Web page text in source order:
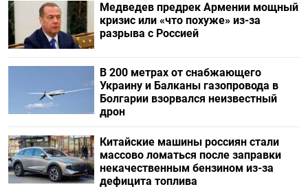
Медведев предрек Армении мощный
кризис или «что похуже» из-за
разрыва с Россией
В 200 метрах от снабжающего
Украину и Балканы газопровода в
Болгарии взорвался неизвестный
дрон
Китайские машины россиян стали
массово ломаться после заправки
некачественным бензином из-за
дефицита топлива